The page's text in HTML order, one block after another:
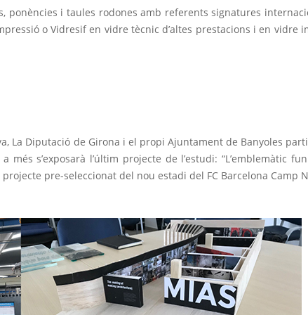
ponències i taules rodones amb referents signatures
o Vidresif en vidre tècnic d’altes prestacions i en vidre
La Diputació de Girona i el propi Ajuntament de Banyoles
s’exposarà l’últim projecte de l’estudi: “L’emblemàtic
pre-seleccionat del nou estadi del FC Barcelona Camp